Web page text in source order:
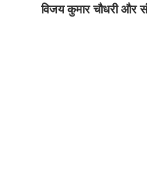
विजय कुमार चौधरी और